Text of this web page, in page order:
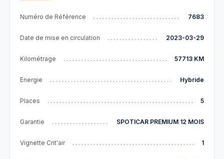
Numéro de Référence 7683
Date de mise en circulation 2023-03-29
Kilométrage 57713 KM
Energie Hybride
Places 5
Garantie SPOTICAR PREMIUM 12 MOIS
Vignette Crit'air 1